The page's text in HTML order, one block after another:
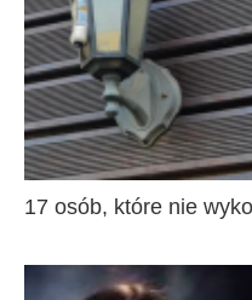
17 osób, które nie